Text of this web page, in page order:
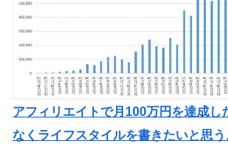
アフィリエイトで月100万円を達成し
なくライフスタイルを書きたいと思う